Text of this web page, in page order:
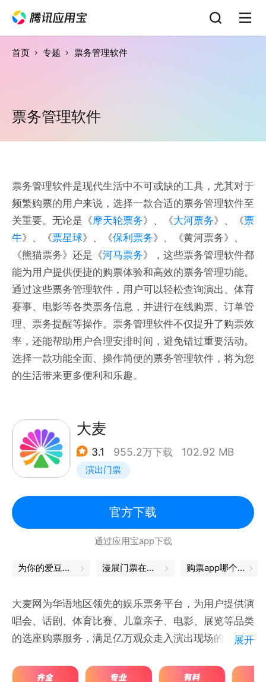
首页 专题 票务管理软件
票务管理软件
票务管理软件是现代生活中不可或缺的工具，尤其对于
频繁购票的用户来说，选择一款合适的票务管理软件至
关重要。无论是《摩天轮票务》、《大河票务》、《票
牛》、《票星球》、《保利票务》、《黄河票务》、
《熊猫票务》还是《河马票务》，这些票务管理软件都
能为用户提供便捷的购票体验和高效的票务管理功能。
通过这些票务管理软件，用户可以轻松查询演出、体育
赛事、电影等各类票务信息，并进行在线购票、订单管
理、票务提醒等操作。票务管理软件不仅提升了购票效
率，还能帮助用户合理安排时间，避免错过重要活动。
选择一款功能全面、操作简便的票务管理软件，将为您
的生活带来更多便利和乐趣。
大麦
3.1 955.2万下载 102.92 MB
演出门票
官方下载
通过应用宝app下载
为你的爱豆，打call吧 漫展门票在哪买 购票app哪个好
大麦网为华语地区领先的娱乐票务平台，为用户提供演
唱会、话剧、体育比赛、儿童亲子、电影、展览等品类
的选座购票服务，满足亿万观众走入演出现场的梦想。
【亮点推荐】
展开